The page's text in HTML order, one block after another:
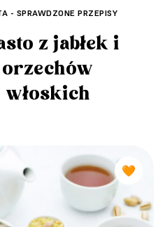
- SPRAWDZONE PRZEPISY
z jabłek i
orzechów
włoskich
🧡